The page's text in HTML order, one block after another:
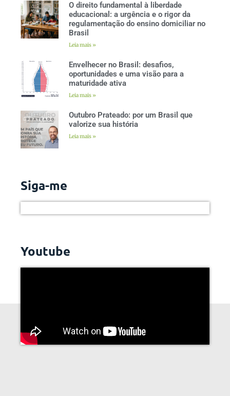
O direito fundamental à liberdade
educacional: a urgência e o rigor da
regulamentação do ensino domiciliar no
Brasil
Leia mais »
Envelhecer no Brasil: desafios,
oportunidades e uma visão para a
maturidade ativa
Leia mais »
Outubro Prateado: por um Brasil que
valorize sua história
Leia mais »
Siga-me
Youtube